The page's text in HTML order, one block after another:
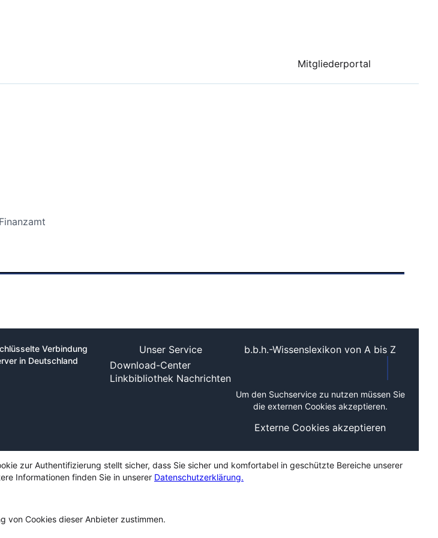
Mitgliederportal
Verbindung
in Deutschland
Unser Service
Download-Center
Linkbibliothek Nachrichten
b.b.h.-Wissenslexikon von A bis Z
Um den Suchservice zu nutzen müssen Sie
die externen Cookies akzeptieren.
Externe Cookies akzeptieren
zur Authentifizierung stellt sicher, dass Sie sicher und komfortabel in geschützte Bereiche unserer
Informationen finden Sie in unserer Datenschutzerklärung.
von Cookies dieser Anbieter zustimmen.